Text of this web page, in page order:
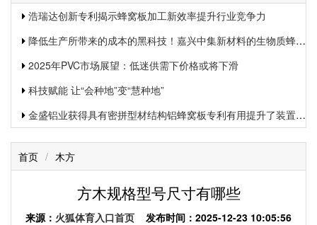
浩瑞达创新专利揭示蜂窝板加工新效率提升行业竞争力
降低生产所带来的成本的黑科技！嘉兴中集新材料的生物质蜂窝板专利申报引发热议
2025年PVC市场展望：低迷供需下价格或将下滑
科技赋能 让“会种地”变“慧种地”
金盛铝业获得具有密拼型材结构铝蜂窝板专利有用提升了装置功率和装置质量
首页 / 木方
方木规格型号尺寸有哪些
来源： 火狐体育入口首页 发布时间：2025-12-23 10:05:56